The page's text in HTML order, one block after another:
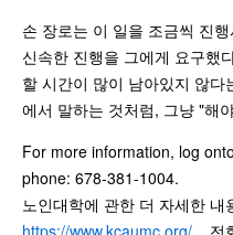
손 장로는 이 일을 조금씩 진
신속한 진행을 그에게 요구했
할 시간이 많이 남아있지 않
에서 말하는 것처럼, 그냥 "해
For more information, log
phone: 678-381-1004.
노인대학에 관한 더 자세한 내
https://www.kcaumc.org/ , 전